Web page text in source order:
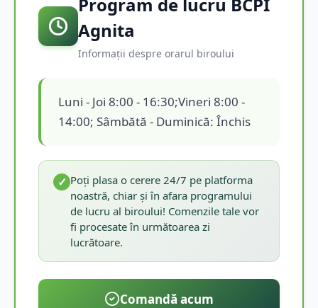
Agnita
Informații despre orarul biroului
Luni - Joi 8:00 - 16:30;Vineri 8:00 -
14:00; Sâmbătă - Duminică: Închis
✓ Poți plasa o cerere 24/7 pe platforma
noastră, chiar și în afara programului
de lucru al biroului! Comenzile tale vor
fi procesate în următoarea zi
lucrătoare.
Comandă acum